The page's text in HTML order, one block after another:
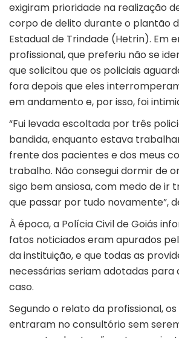
exigiram prioridade na realização
corpo de delito durante o plantão
Estadual de Trindade (Hetrin). Em
profissional, que preferiu não se
que solicitou que os policiais
fora depois que eles
em andamento e, por isso, foi
“Fui levada escoltada por três
bandida, enquanto estava
frente dos pacientes e dos meus
trabalho. Não consegui dormir de
sigo bem ansiosa, com medo de ir
que passar por tudo novamente”,
À época, a Polícia Civil de Goiás
fatos noticiados eram apurados
da instituição, e que todas as
necessárias seriam adotadas para
caso.
Segundo o relato da profissional, os
entraram no consultório sem